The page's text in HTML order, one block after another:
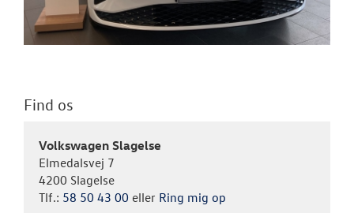
Find os
Volkswagen Slagelse
Elmedalsvej 7
4200 Slagelse
Tlf.: 58 50 43 00 eller Ring mig op